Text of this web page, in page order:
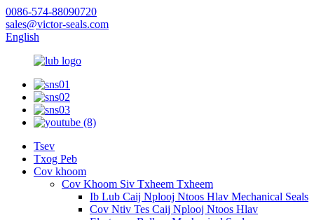
0086-574-88090720
sales@victor-seals.com
English
Tsev
Txog Peb
Cov khoom
Cov Khoom Siv Txheem Txheem
Ib Lub Caij Nplooj Ntoos Hlav Mechanical Seals
Cov Ntiv Tes Caij Nplooj Ntoos Hlav